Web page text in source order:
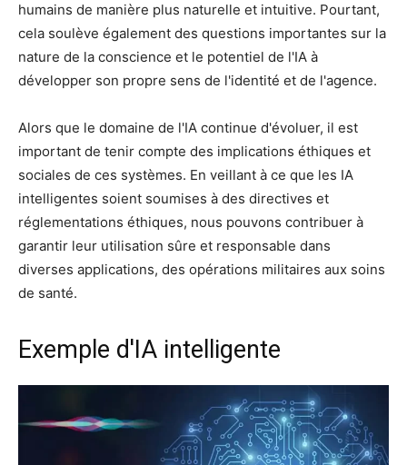
humains de manière plus naturelle et intuitive. Pourtant,
cela soulève également des questions importantes sur la
nature de la conscience et le potentiel de l'IA à
développer son propre sens de l'identité et de l'agence.
Alors que le domaine de l'IA continue d'évoluer, il est
important de tenir compte des implications éthiques et
sociales de ces systèmes. En veillant à ce que les IA
intelligentes soient soumises à des directives et
réglementations éthiques, nous pouvons contribuer à
garantir leur utilisation sûre et responsable dans
diverses applications, des opérations militaires aux soins
de santé.
Exemple d'IA intelligente